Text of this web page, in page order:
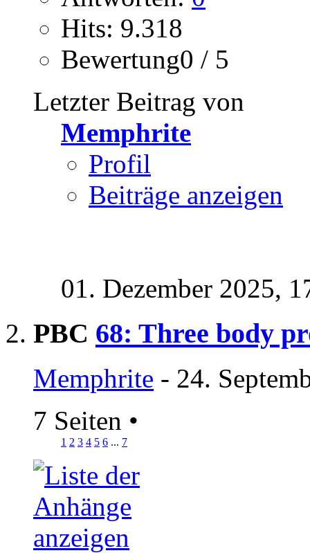
Hits: 9.318
Bewertung0 / 5
Letzter Beitrag von
Memphrite
Profil
Beiträge anzeigen
01. Dezember 2025,
PBC 68: Three body
Memphrite - 24.
7 Seiten •
1 2 3 4 5 6 ... 7